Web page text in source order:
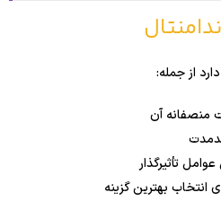
از جمله:
منصفانه آن
تأثیرگذار
انتخاب بهترین گزینه